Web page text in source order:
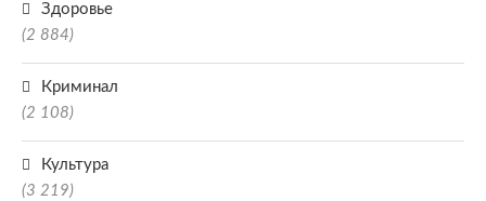
Здоровье
(2 884)
Криминал
(2 108)
Культура
(3 219)